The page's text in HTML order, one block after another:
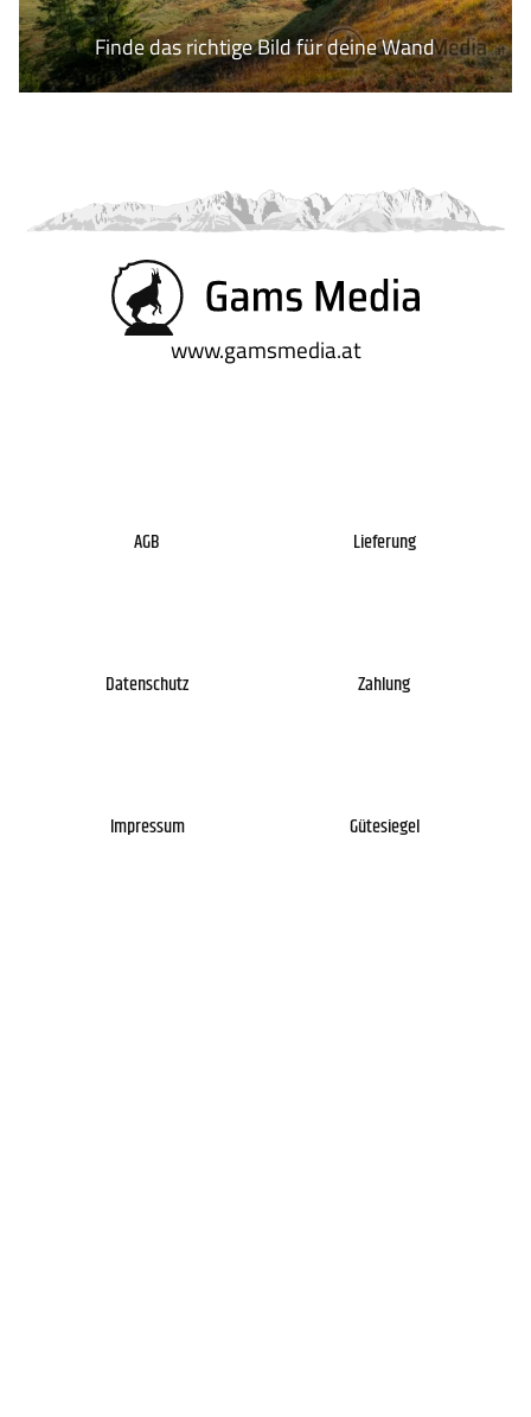
Finde das richtige Bild für deine Wand
www.gamsmedia.at
AGB
Datenschutz
Impressum
Lieferung
Zahlung
Gütesiegel